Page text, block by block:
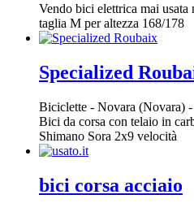
Vendo bici elettrica mai
taglia M per altezza 168/178
Specialized
Biciclette - Novara (Novara) -
Bici da corsa con telaio in
Shimano Sora 2x9 velocità
bici corsa acciaio